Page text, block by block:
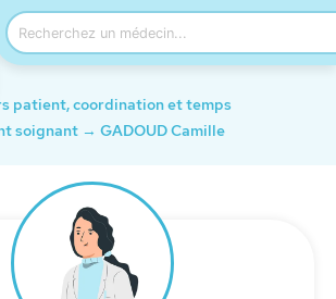
patient, coordination et temps
soignant → GADOUD Camille